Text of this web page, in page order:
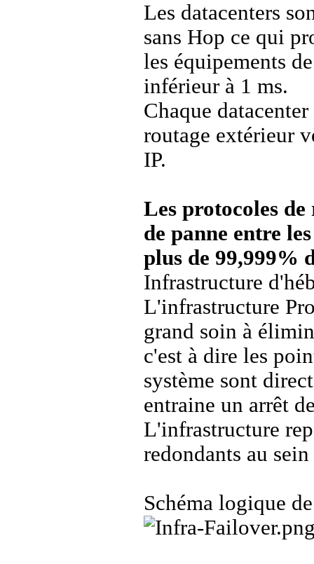
Les datacenters
sans Hop ce qui
les équipements
inférieur à 1 ms.
Chaque
routage extérieur
IP.
Les protocoles
de panne entre
plus de 99,999%
Infrastructure
L'infrastructure
grand soin à
c'est à dire les
système sont
entraine un arrêt
L'infrastructure
redondants au
Schéma logique